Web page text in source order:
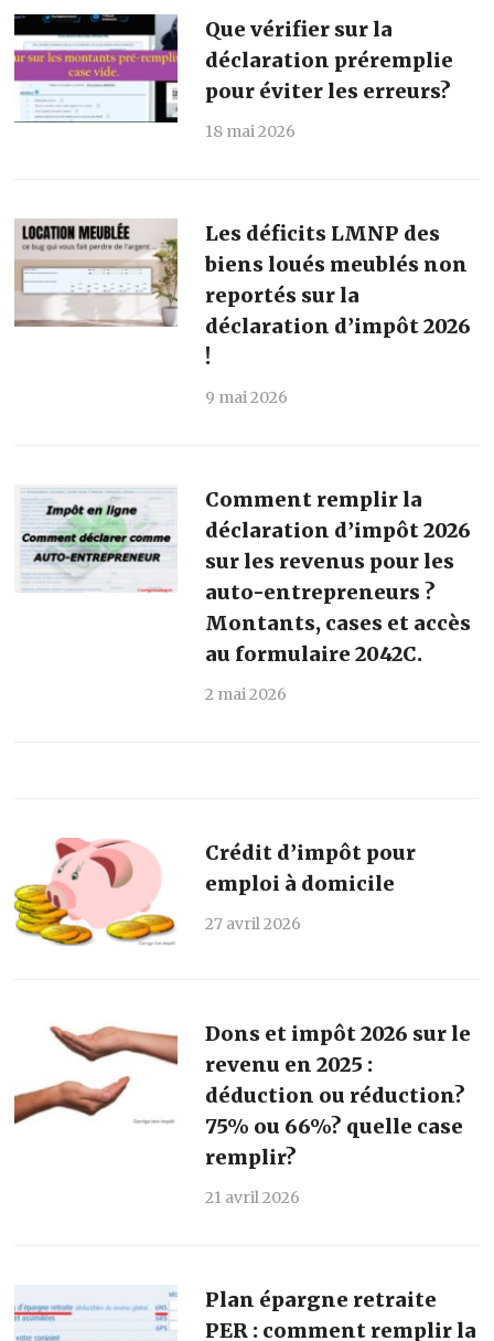
Que vérifier sur la
déclaration préremplie
pour éviter les erreurs?
18 mai 2026
Les déficits LMNP des
biens loués meublés non
reportés sur la
déclaration d’impôt 2026
!
9 mai 2026
Comment remplir la
déclaration d’impôt 2026
sur les revenus pour les
auto-entrepreneurs ?
Montants, cases et accès
au formulaire 2042C.
2 mai 2026
Crédit d’impôt pour
emploi à domicile
27 avril 2026
Dons et impôt 2026 sur le
revenu en 2025 :
déduction ou réduction?
75% ou 66%? quelle case
remplir?
21 avril 2026
Plan épargne retraite
PER : comment remplir la